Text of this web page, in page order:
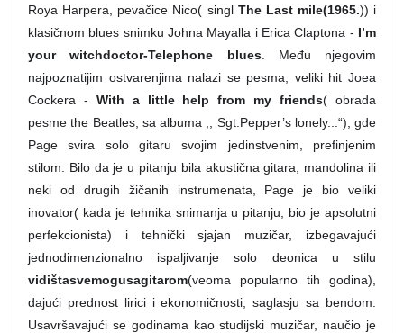
Roya Harpera, pevačice Nico( singl The Last mile(1965.)) i
klasičnom blues snimku Johna Mayalla i Erica Claptona - I’m
your witchdoctor-Telephone blues. Među njegovim
najpoznatijim ostvarenjima nalazi se pesma, veliki hit Joea
Cockera - With a little help from my friends( obrada
pesme the Beatles, sa albuma ,, Sgt.Pepper’s lonely...“), gde
Page svira solo gitaru svojim jedinstvenim, prefinjenim
stilom. Bilo da je u pitanju bila akustična gitara, mandolina ili
neki od drugih žičanih instrumenata, Page je bio veliki
inovator( kada je tehnika snimanja u pitanju, bio je apsolutni
perfekcionista) i tehnički sjajan muzičar, izbegavajući
jednodimenzionalno ispaljivanje solo deonica u stilu
vidištasvemogusagitarom(veoma popularno tih godina),
dajući prednost lirici i ekonomičnosti, saglasju sa bendom.
Usavršavajući se godinama kao studijski muzičar, naučio je